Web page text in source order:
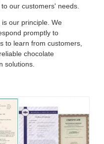
our customers' needs.
our principle. We
promptly to
to learn from customers,
chocolate
solutions.